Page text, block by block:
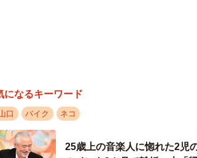
になるキーワード
口 バイク ネコ
25歳上の音楽人に惚れた2児